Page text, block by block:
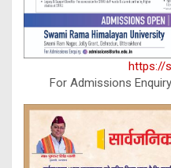
https://
For Admissions